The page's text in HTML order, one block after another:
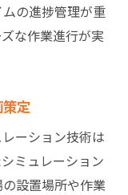
の進捗管理が重
な作業進行が実
定
ーション技術は
ミュレーション
設置場所や作業